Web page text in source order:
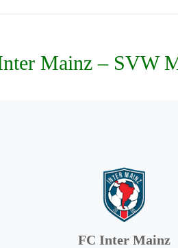
Mainz – SVW
FC Inter Mainz